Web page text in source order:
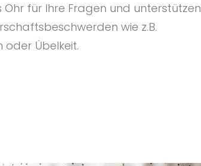
für Ihre Fragen und unterstützen
wie z.B.
oder Übelkeit.